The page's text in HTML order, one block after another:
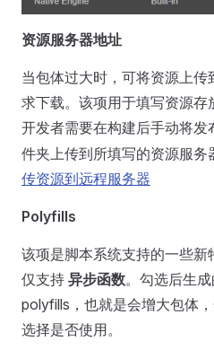
资源服务器地址
当包体过大时，可将资源上
求下载。该项用于填写资源存
开发者需要在构建后手动将发
件夹上传到所填写的资源服务
传资源到远程服务器
Polyfills
该项是脚本系统支持的一些
仅支持 异步函数。勾选后生
polyfills，也就是会增大包体
选择是否使用。